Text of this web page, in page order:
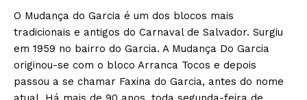
O Mudança do Garcia é um dos blocos mais
tradicionais e antigos do Carnaval de Salvador. Surgiu
em 1959 no bairro do Garcia. A Mudança Do Garcia
originou-se com o bloco Arranca Tocos e depois
passou a se chamar Faxina do Garcia, antes do nome